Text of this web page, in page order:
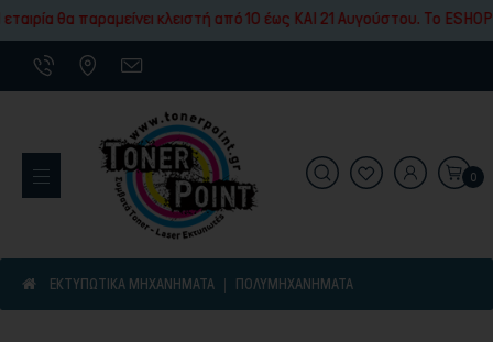
θα παραμείνει κλειστή από 10 έως ΚΑΙ 21 Αυγούστου. To
Εκτυπωτικά Μηχανήματα
0
ΕΚΤΥΠΩΤΙΚΑ ΜΗΧΑΝΗΜΑΤΑ ΠΟΛΥΜΗΧΑΝΉΜΑΤΑ